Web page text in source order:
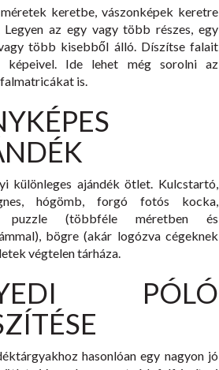
keretbe, vászonképek keretre
Legyen az egy vagy több részes, egy
több kisebből álló. Díszítse falait
képeivel. Ide lehet még sorolni az
is.
különleges ajándék ötlet. Kulcstartó,
hógömb, forgó fotós kocka,
puzzle (többféle méretben és
bögre (akár logózva cégeknek
végtelen tárháza.
PÓLÓ
hasonlóan egy nagyon jó